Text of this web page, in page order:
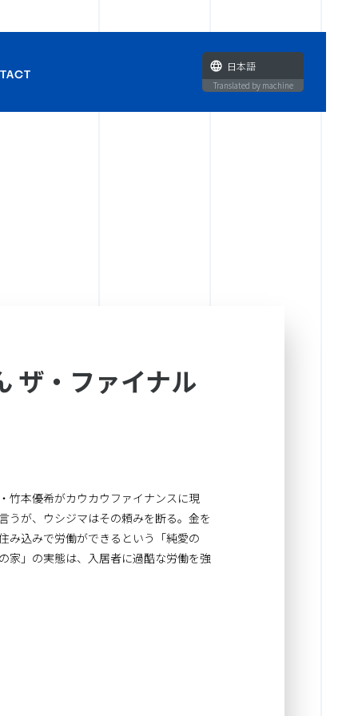
日本語
Translated by machine
ザ・ファイナル
竹本優希がカウカウファイナンスに現
うが、ウシジマはその頼みを断る。金を
み込みで労働ができるという「純愛の
家」の実態は、入居者に過酷な労働を強